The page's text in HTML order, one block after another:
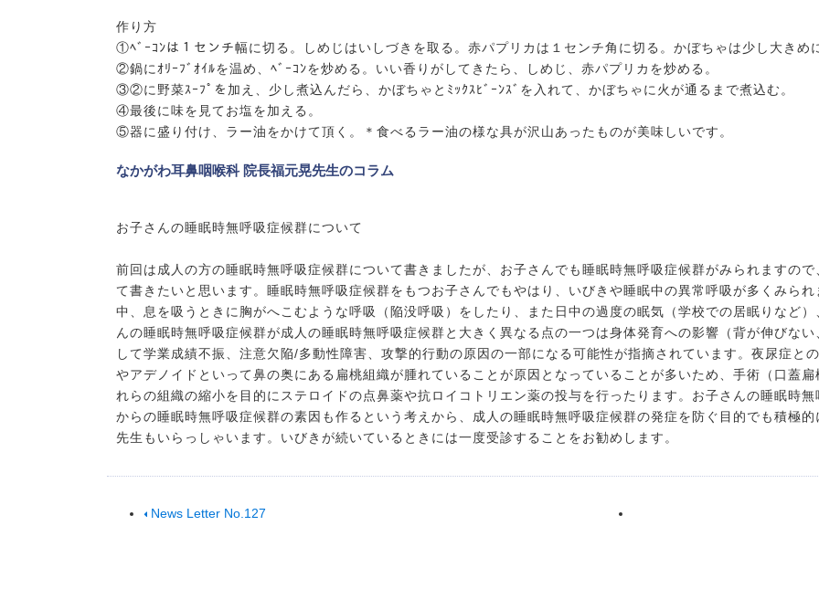
作り方
①ﾍﾞｰｺﾝは１センチ幅に切る。しめじはいしづきを取る。赤パプリカは１センチ角に切る。かぼちゃは少し大きめ
②鍋にｵﾘｰﾌﾞｵｲﾙを温め、ﾍﾞｰｺﾝを炒める。いい香りがしてきたら、しめじ、赤パプリカを炒める。
③②に野菜ｽｰﾌﾟを加え、少し煮込んだら、かぼちゃとﾐｯｸｽﾋﾞｰﾝｽﾞを入れて、かぼちゃに火が通るまで煮込む。
④最後に味を見てお塩を加える。
⑤器に盛り付け、ラー油をかけて頂く。＊食べるラー油の様な具が沢山あったものが美味しいです。
なかがわ耳鼻咽喉科 院長福元晃先生のコラム
お子さんの睡眠時無呼吸症候群について
前回は成人の方の睡眠時無呼吸症候群について書きましたが、お子さんでも睡眠時無呼吸症候群がみられますの
て書きたいと思います。睡眠時無呼吸症候群をもつお子さんでもやはり、いびきや睡眠中の異常呼吸が多くみら
中、息を吸うときに胸がへこむような呼吸（陥没呼吸）をしたり、また日中の過度の眠気（学校での居眠りなど
んの睡眠時無呼吸症候群が成人の睡眠時無呼吸症候群と大きく異なる点の一つは身体発育への影響（背が伸びな
して学業成績不振、注意欠陥/多動性障害、攻撃的行動の原因の一部になる可能性が指摘されています。夜尿症と
やアデノイドといって鼻の奥にある扁桃組織が腫れていることが原因となっていることが多いため、手術（口蓋
れらの組織の縮小を目的にステロイドの点鼻薬や抗ロイコトリエン薬の投与を行ったります。お子さんの睡眠時
からの睡眠時無呼吸症候群の素因も作るという考えから、成人の睡眠時無呼吸症候群の発症を防ぐ目的でも積極
先生もいらっしゃいます。いびきが続いているときには一度受診することをお勧めします。
News Letter No.127